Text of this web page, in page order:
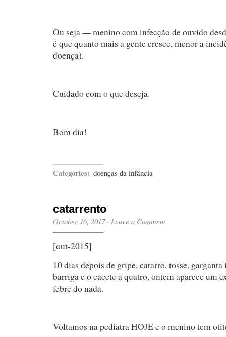
Ou seja — menino com infecção de ouvido
é que quanto mais a gente cresce, menor a
doença).
Cuidado com o que deseja.
Bom dia!
Categories: doenças da infância
catarrento
October 16, 2017· Leave a Comment
[out-2015]
10 dias depois de gripe, catarro, tosse,
barriga e o cacete a quatro, ontem aparece um
febre do nada.
Voltamos na pediatra HOJE e o menino tem